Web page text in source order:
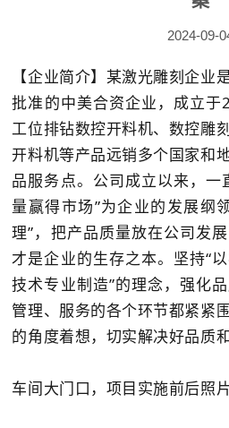
2024-09-
【企业简介】某激光雕刻企业
批准的中美合资企业，成立
工位排钻数控开料机、数控雕
开料机等产品远销多个国家和
品服务点。公司成立以来，一
量赢得市场”为企业的发展纲
理”，把产品质量放在公司发
才是企业的生存之本。坚持“
技术专业制造”的理念，强化
管理、服务的各个环节都紧紧
的角度着想，切实解决好品质
车间大门口，项目实施前后照